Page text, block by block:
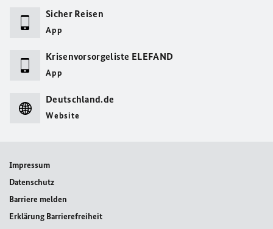
Sicher Reisen
App
Krisenvorsorgeliste ELEFAND
App
Deutschland.de
Website
Impressum
Datenschutz
Barriere melden
Erklärung Barrierefreiheit